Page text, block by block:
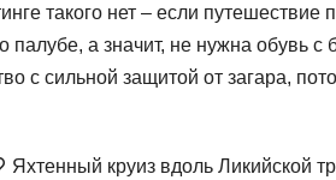
такого нет – если путешествие
палубе, а значит, не нужна обувь
с сильной защитой от загара,
Яхтенный круиз вдоль Ликийской